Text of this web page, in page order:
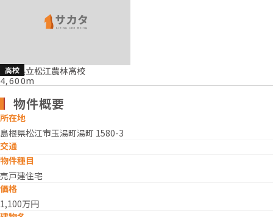
高校
島根県立松江農林高校
4,600m
物件概要
所在地
島根県松江市玉湯町湯町 1580-3
交通
物件種目
売戸建住宅
価格
1,100万円